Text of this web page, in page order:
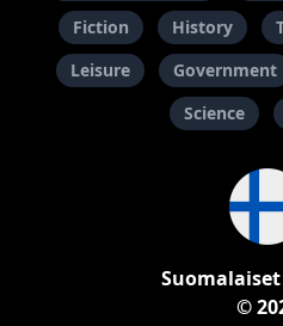
Fiction
History
Leisure
Government
Science
©